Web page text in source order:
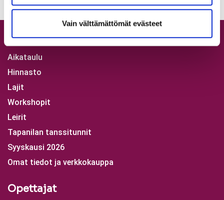
Vain välttämättömät evästeet
Tuntitarjonta
Aikataulu
Hinnasto
Lajit
Workshopit
Leirit
Tapanilan tanssitunnit
Syyskausi 2026
Omat tiedot ja verkkokauppa
Opettajat